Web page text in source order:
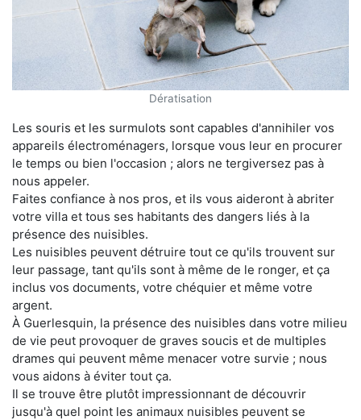
Dératisation
Les souris et les surmulots sont capables d'annihiler vos
appareils électroménagers, lorsque vous leur en procurer
le temps ou bien l'occasion ; alors ne tergiversez pas à
nous appeler.
Faites confiance à nos pros, et ils vous aideront à abriter
votre villa et tous ses habitants des dangers liés à la
présence des nuisibles.
Les nuisibles peuvent détruire tout ce qu'ils trouvent sur
leur passage, tant qu'ils sont à même de le ronger, et ça
inclus vos documents, votre chéquier et même votre
argent.
À Guerlesquin, la présence des nuisibles dans votre milieu
de vie peut provoquer de graves soucis et de multiples
drames qui peuvent même menacer votre survie ; nous
vous aidons à éviter tout ça.
Il se trouve être plutôt impressionnant de découvrir
jusqu'à quel point les animaux nuisibles peuvent se